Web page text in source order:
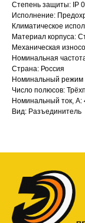
Степень защиты: IP
Исполнение:
Климатическое
Материал корпуса:
Механическая
Номинальная
Страна: Россия
Номинальный режим
Число полюсов:
Номинальный ток, А:
Вид: Разъединитель